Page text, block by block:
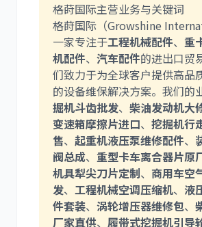
格莳国际主营业务与关键词
格莳国际（Growshine
一家专注于工程机械配件、 重
机配件、 汽车配件的进出口贸
们致力于为全球客户提供高品
的设备维保解决方案。我们的
掘机斗齿批发、 柴油发动机大
变速箱摩擦片进口、 挖掘机行
售、 起重机液压泵维修配件、
阀总成、 重型卡车离合器片原
机具犁尖刀片定制、 商用车空
发、 工程机械空调压缩机、 液
件套装、 涡轮增压器维修包、
厂家直供、 履带式挖掘机引导